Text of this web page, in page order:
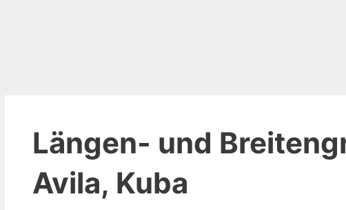
Längen- und
Avila, Kuba